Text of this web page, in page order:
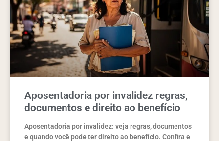
Aposentadoria por invalidez regras,
documentos e direito ao benefício
Aposentadoria por invalidez: veja regras, documentos
e quando você pode ter direito ao benefício. Confira e